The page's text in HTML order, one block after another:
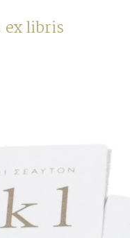
ex libris